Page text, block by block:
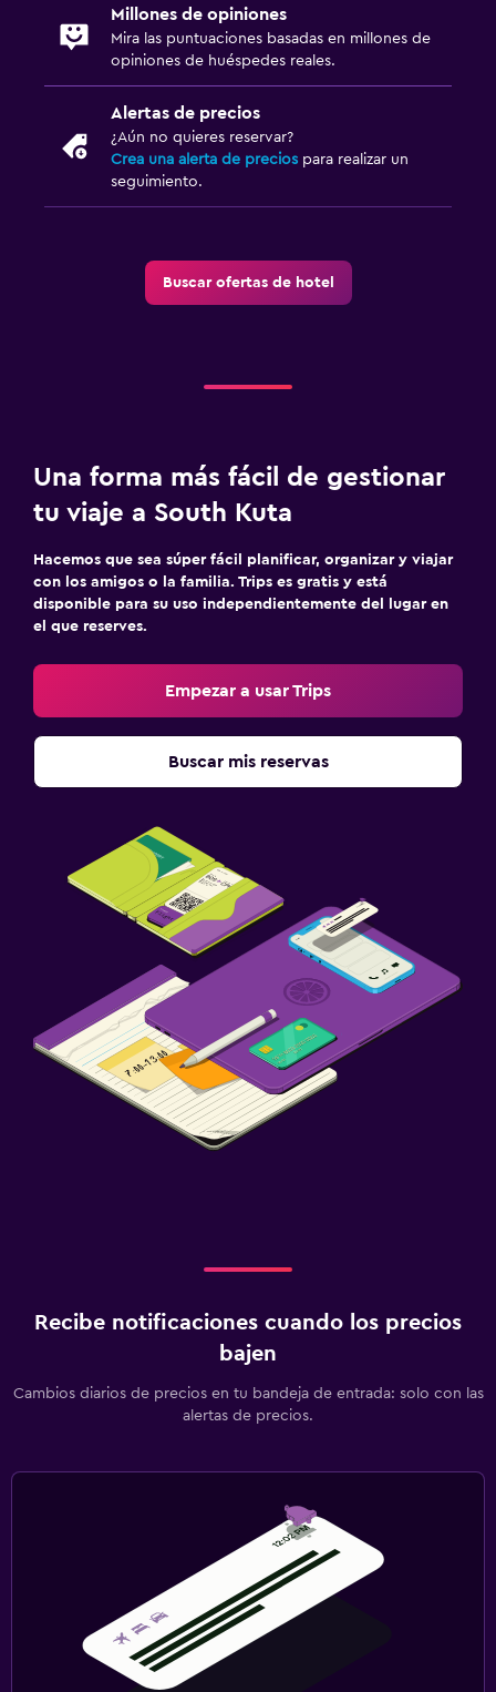
Millones de opiniones
Mira las puntuaciones basadas en millones de
opiniones de huéspedes reales.
Alertas de precios
¿Aún no quieres reservar?
Crea una alerta de precios para realizar un
seguimiento.
Buscar ofertas de hotel
Una forma más fácil de gestionar
tu viaje a South Kuta
Hacemos que sea súper fácil planificar, organizar y viajar
con los amigos o la familia. Trips es gratis y está
disponible para su uso independientemente del lugar en
el que reserves.
Empezar a usar Trips
Buscar mis reservas
Recibe notificaciones cuando los precios
bajen
Cambios diarios de precios en tu bandeja de entrada: solo con las
alertas de precios.